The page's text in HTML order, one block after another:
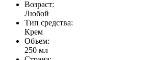
Возраст:
Любой
Тип средства:
Крем
Объем:
250 мл